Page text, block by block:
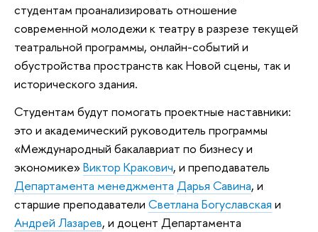
студентам проанализировать отношение
современной молодежи к театру в разрезе текущей
театральной программы, онлайн-событий и
обустройства пространств как Новой сцены, так и
исторического здания.
Студентам будут помогать проектные наставники:
это и академический руководитель программы
«Международный бакалавриат по бизнесу и
экономике»Виктор Кракович, и преподаватель
Департамента менеджмента Дарья Савина, и
старшие преподаватели Светлана Богуславская и
Андрей Лазарев, и доцент Департамента